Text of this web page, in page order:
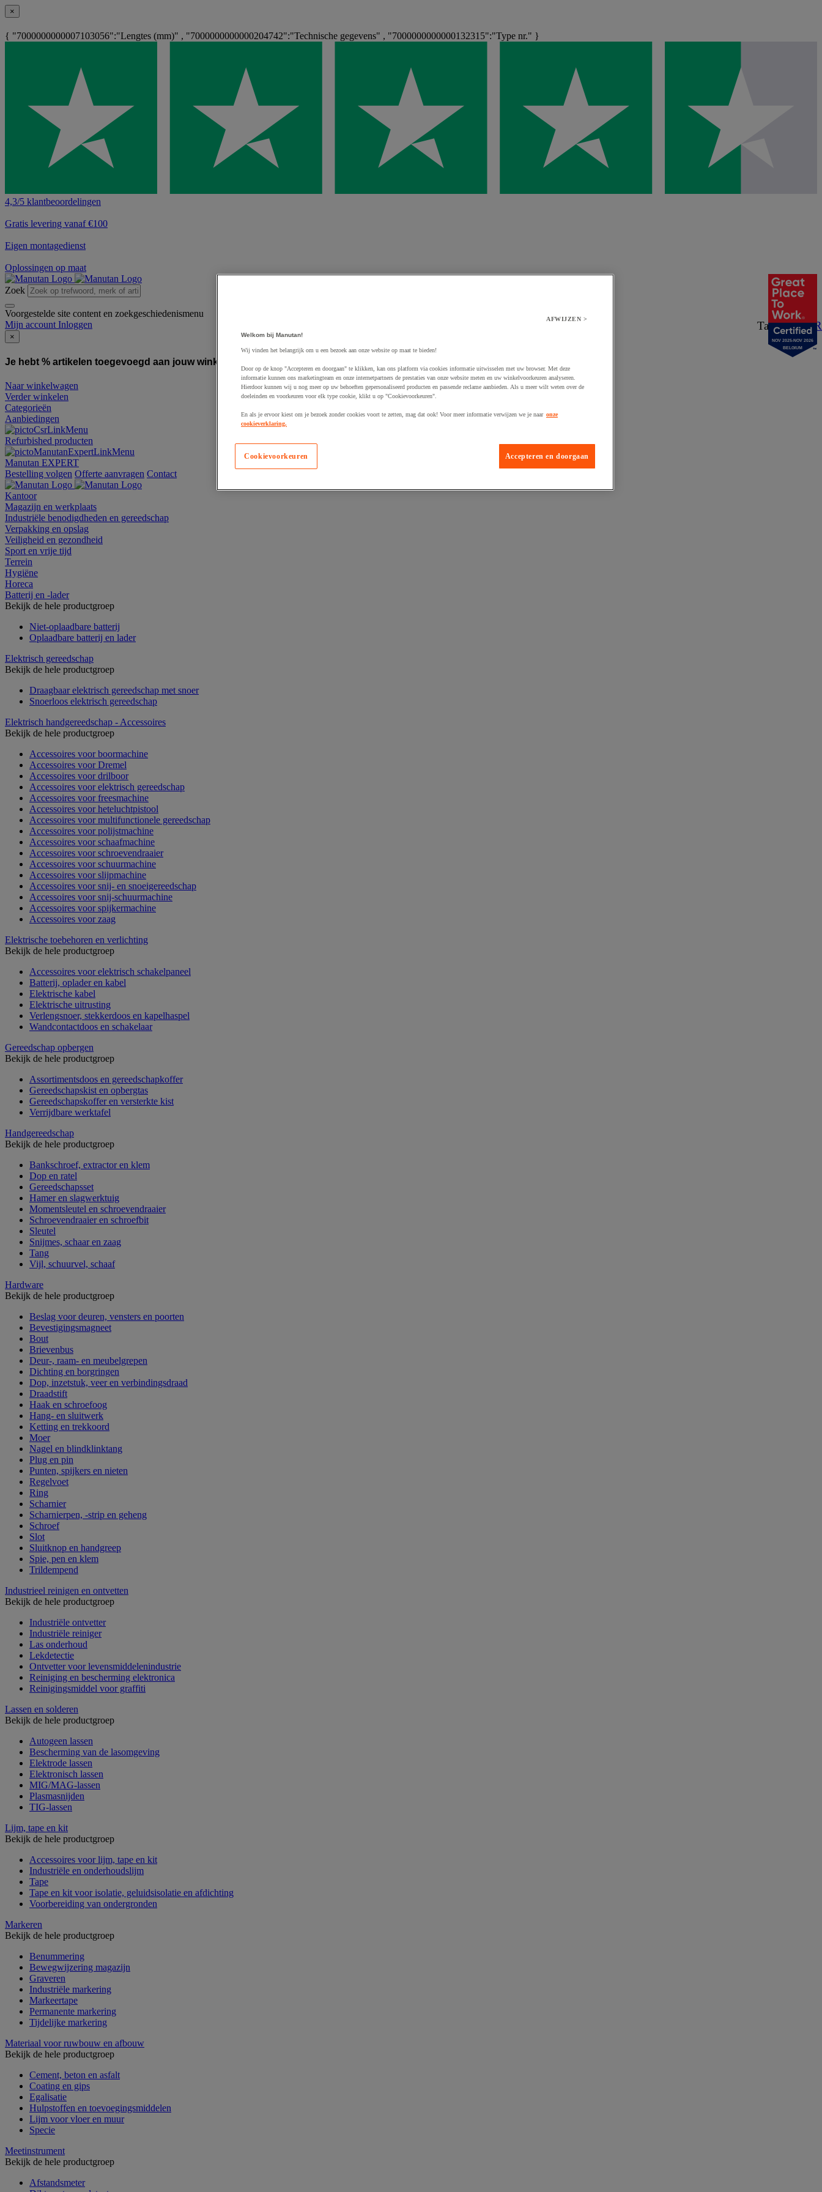
×
{ "7000000000007103056":"Lengtes (mm)" , "7000000000000204742":"Technische gegevens" , "7000000000000132315":"Type nr." }
4,3/5 klantbeoordelingen
Gratis levering vanaf €100
Eigen montagedienst
Oplossingen op maat
Zoek
Voorgestelde site content en zoekgeschiedenismenu
Taal:NL/FR
Mijn account Inloggen
×
Je hebt % artikelen toegevoegd aan jouw winkelwagen:
Naar winkelwagen
Verder winkelen
Categorieën
Aanbiedingen
Refurbished producten
Manutan EXPERT
Bestelling volgen Offerte aanvragen Contact
Kantoor
Magazijn en werkplaats
Industriële benodigdheden en gereedschap
Verpakking en opslag
Veiligheid en gezondheid
Sport en vrije tijd
Terrein
Hygiëne
Horeca
Batterij en -lader
Bekijk de hele productgroep
Niet-oplaadbare batterij
Oplaadbare batterij en lader
Elektrisch gereedschap
Bekijk de hele productgroep
Draagbaar elektrisch gereedschap met snoer
Snoerloos elektrisch gereedschap
Elektrisch handgereedschap - Accessoires
Bekijk de hele productgroep
Accessoires voor boormachine
Accessoires voor Dremel
Accessoires voor drilboor
Accessoires voor elektrisch gereedschap
Accessoires voor freesmachine
Accessoires voor heteluchtpistool
Accessoires voor multifunctionele gereedschap
Accessoires voor polijstmachine
Accessoires voor schaafmachine
Accessoires voor schroevendraaier
Accessoires voor schuurmachine
Accessoires voor slijpmachine
Accessoires voor snij- en snoeigereedschap
Accessoires voor snij-schuurmachine
Accessoires voor spijkermachine
Accessoires voor zaag
Elektrische toebehoren en verlichting
Bekijk de hele productgroep
Accessoires voor elektrisch schakelpaneel
Batterij, oplader en kabel
Elektrische kabel
Elektrische uitrusting
Verlengsnoer, stekkerdoos en kapelhaspel
Wandcontactdoos en schakelaar
Gereedschap opbergen
Bekijk de hele productgroep
Assortimentsdoos en gereedschapkoffer
Gereedschapskist en opbergtas
Gereedschapskoffer en versterkte kist
Verrijdbare werktafel
Handgereedschap
Bekijk de hele productgroep
Bankschroef, extractor en klem
Dop en ratel
Gereedschapsset
Hamer en slagwerktuig
Momentsleutel en schroevendraaier
Schroevendraaier en schroefbit
Sleutel
Snijmes, schaar en zaag
Tang
Vijl, schuurvel, schaaf
Hardware
Bekijk de hele productgroep
Beslag voor deuren, vensters en poorten
Bevestigingsmagneet
Bout
Brievenbus
Deur-, raam- en meubelgrepen
Dichting en borgringen
Dop, inzetstuk, veer en verbindingsdraad
Draadstift
Haak en schroefoog
Hang- en sluitwerk
Ketting en trekkoord
Moer
Nagel en blindklinktang
Plug en pin
Punten, spijkers en nieten
Regelvoet
Ring
Scharnier
Scharnierpen, -strip en geheng
Schroef
Slot
Sluitknop en handgreep
Spie, pen en klem
Trildempend
Industrieel reinigen en ontvetten
Bekijk de hele productgroep
Industriële ontvetter
Industriële reiniger
Las onderhoud
Lekdetectie
Ontvetter voor levensmiddelenindustrie
Reiniging en bescherming elektronica
Reinigingsmiddel voor graffiti
Lassen en solderen
Bekijk de hele productgroep
Autogeen lassen
Bescherming van de lasomgeving
Elektrode lassen
Elektronisch lassen
MIG/MAG-lassen
Plasmasnijden
TIG-lassen
Lijm, tape en kit
Bekijk de hele productgroep
Accessoires voor lijm, tape en kit
Industriële en onderhoudslijm
Tape
Tape en kit voor isolatie, geluidsisolatie en afdichting
Voorbereiding van ondergronden
Markeren
Bekijk de hele productgroep
Benummering
Bewegwijzering magazijn
Graveren
Industriële markering
Markeertape
Permanente markering
Tijdelijke markering
Materiaal voor ruwbouw en afbouw
Bekijk de hele productgroep
Cement, beton en asfalt
Coating en gips
Egalisatie
Hulpstoffen en toevoegingsmiddelen
Lijm voor vloer en muur
Specie
Meetinstrument
Bekijk de hele productgroep
Afstandsmeter
NOV 2025-NOV 2026
BELGIUM
AFWIJZEN >
Welkom bij Manutan!
Wij vinden het belangrijk om u een bezoek aan onze website op maat te bieden!
Door op de knop "Accepteren en doorgaan" te klikken, kan ons platform via cookies informatie uitwisselen met uw browser. Met deze
informatie kunnen ons marketingteam en onze internetpartners de prestaties van onze website meten en uw winkelvoorkeuren analyseren.
Hierdoor kunnen wij u nog meer op uw behoeften gepersonaliseerd producten en passende reclame aanbieden. Als u meer wilt weten over de
doeleinden en voorkeuren voor elk type cookie, klikt u op "Cookievoorkeuren".
En als je ervoor kiest om je bezoek zonder cookies voort te zetten, mag dat ook! Voor meer informatie verwijzen we je naar onze
cookieverklaring.
Accepteren en doorgaan
Cookievoorkeuren